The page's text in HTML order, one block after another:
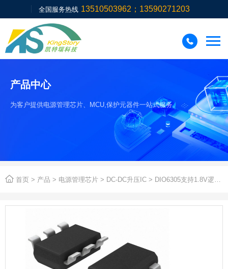
全国服务热线 13510503962；13590271203

产品中心
为客户提供电源管理芯片、MCU,保护元器件一站式服务。
 首页 > 产品 > 电源管理芯片 > DC-DC升压IC > DIO6305支持1.8V逻辑控制同步升压稳压IC